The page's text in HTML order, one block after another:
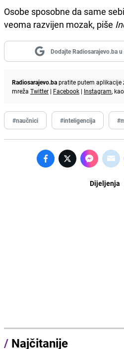
Osobe sposobne da same
veoma razvijen mozak, piše
Dodajte Radiosarajevo.ba
Radiosarajevo.bapratite putem aplikacije
mreža Twitter | Facebook | Instagram,
#naučnici #inteligencija
Dijeljenja
/ Najčitanije